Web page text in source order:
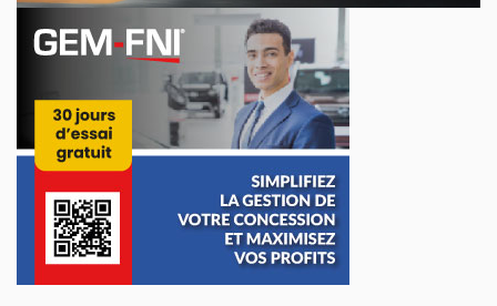
Toyota « flirte » avec l'américaine Joby Aviation afin de créer
des avions électriques.
Jul 27, 2026
BMW dévoile son nouveau VUS X5
Le constructeur allemand de voitures de luxe BMW vient de